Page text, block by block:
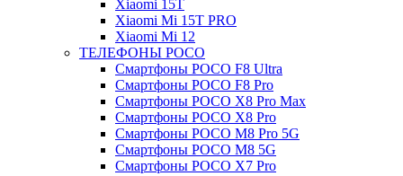
Xiaomi 15T
Xiaomi Mi 15T PRO
Xiaomi Mi 12
ТЕЛЕФОНЫ POCO
Смартфоны POCO F8 Ultra
Смартфоны POCO F8 Pro
Смартфоны POCO X8 Pro Max
Смартфоны POCO X8 Pro
Смартфоны POCO M8 Pro 5G
Смартфоны POCO M8 5G
Смартфоны POCO X7 Pro